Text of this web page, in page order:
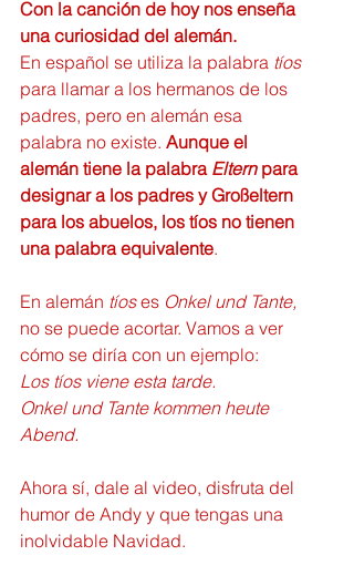
Con la canción de hoy nos enseña
una curiosidad del alemán.
En español se utiliza la palabra tíos
para llamar a los hermanos de los
padres, pero en alemán esa
palabra no existe. Aunque el
alemán tiene la palabra Eltern para
designar a los padres y Großeltern
para los abuelos, los tíos no tienen
una palabra equivalente.
En alemán tíos es Onkel und Tante,
no se puede acortar. Vamos a ver
cómo se diría con un ejemplo:
Los tíos viene esta tarde.
Onkel und Tante kommen heute
Abend.
Ahora sí, dale al video, disfruta del
humor de Andy y que tengas una
inolvidable Navidad.